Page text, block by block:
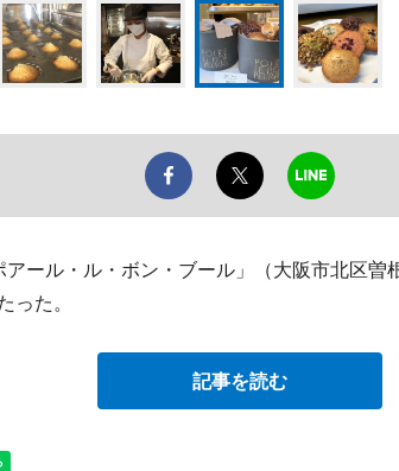
ール・ル・ボン・ブール」（大阪市北区曽
った。
記事を読む